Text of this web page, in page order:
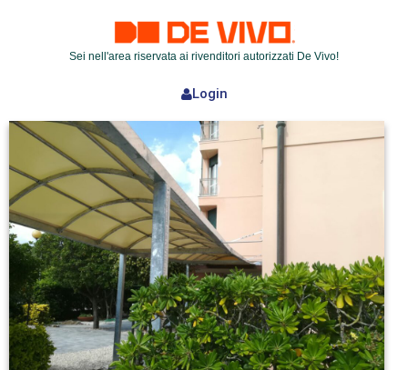
Sei nell'area riservata ai rivenditori autorizzati De Vivo!
Login